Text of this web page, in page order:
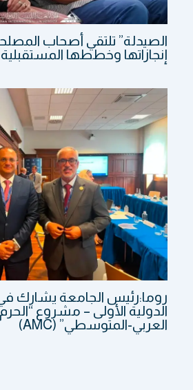
الصيدلة” تلتقي أصحاب
إنجازاتها وخططها المستقبلية
روما:رئيس الجامعة يشارك في
الدولية الأولى – مشروع
العربي-المتوسطي” (AMC)